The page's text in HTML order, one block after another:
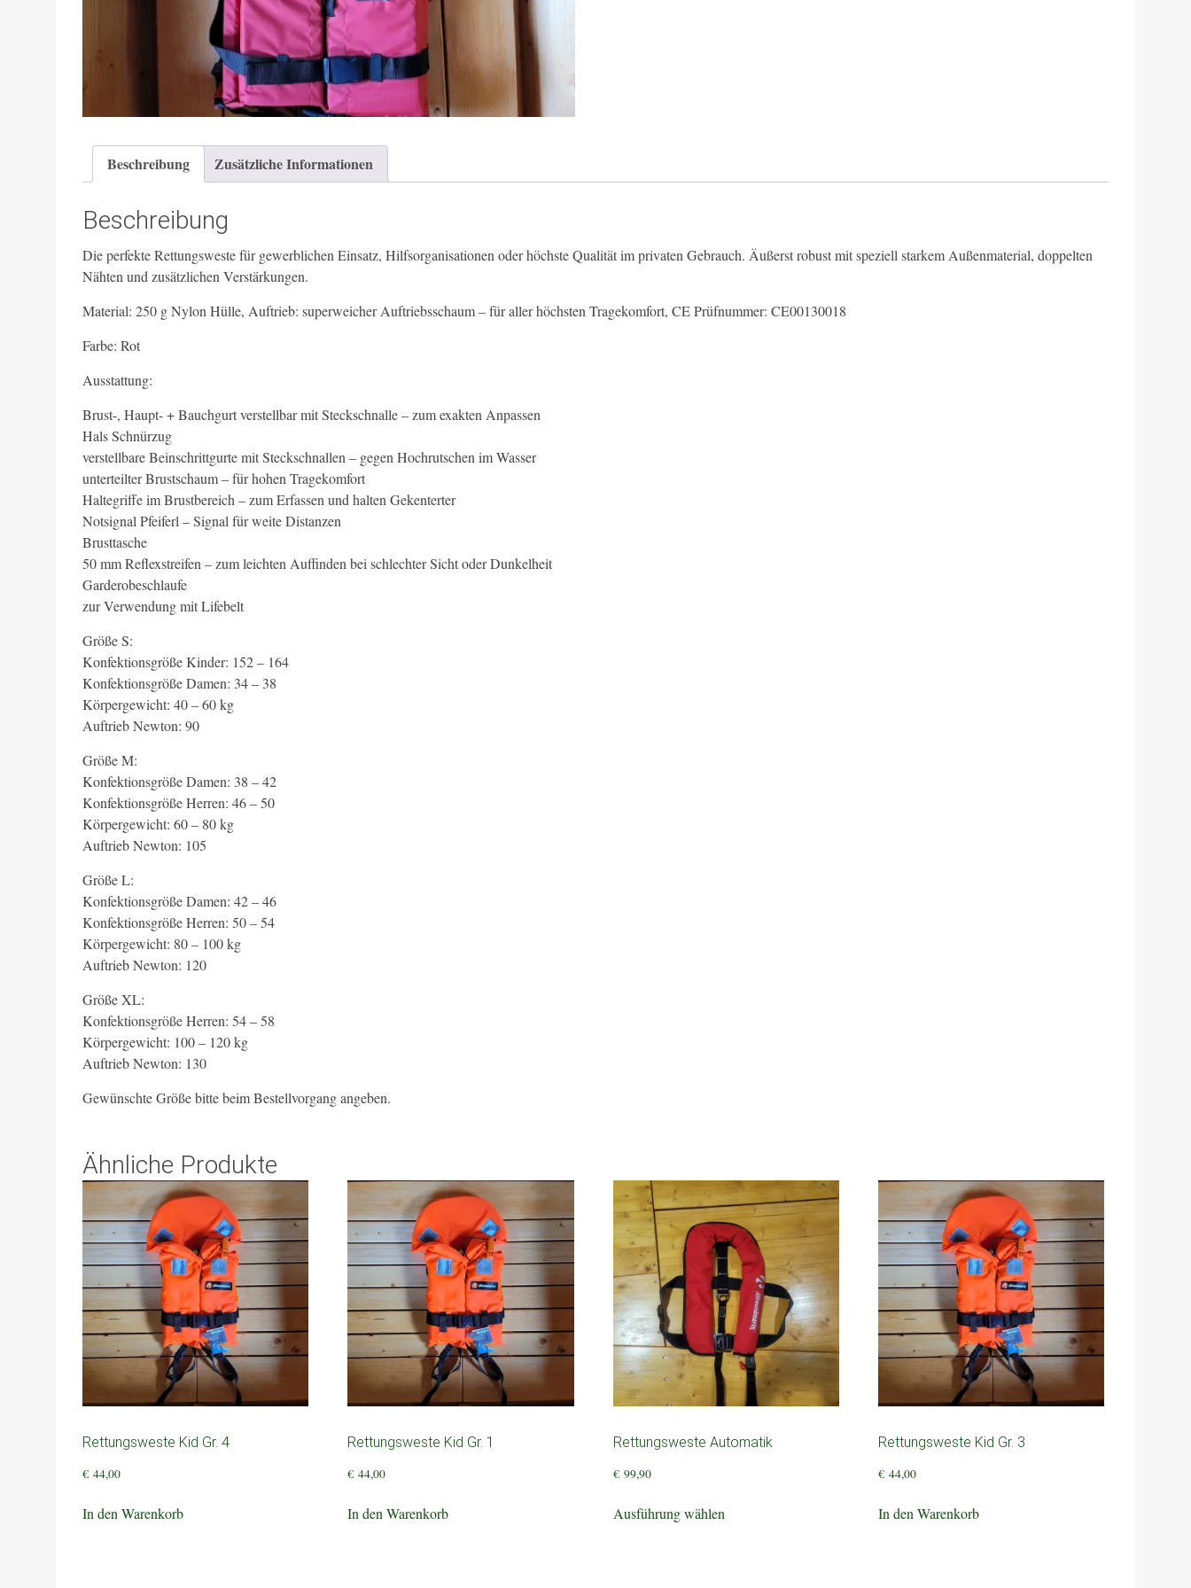
Beschreibung Zusätzliche Informationen
Beschreibung
Die perfekte Rettungsweste für gewerblichen Einsatz, Hilfsorganisationen oder höchste Qualität im privaten Gebrauch. Äußerst robust mit speziell starkem Außenmaterial, doppelten
Nähten und zusätzlichen Verstärkungen.
Material: 250 g Nylon Hülle, Auftrieb: superweicher Auftriebsschaum – für aller höchsten Tragekomfort, CE Prüfnummer: CE00130018
Farbe: Rot
Ausstattung:
Brust-, Haupt- + Bauchgurt verstellbar mit Steckschnalle – zum exakten Anpassen
Hals Schnürzug
verstellbare Beinschrittgurte mit Steckschnallen – gegen Hochrutschen im Wasser
unterteilter Brustschaum – für hohen Tragekomfort
Haltegriffe im Brustbereich – zum Erfassen und halten Gekenterter
Notsignal Pfeiferl – Signal für weite Distanzen
Brusttasche
50 mm Reflexstreifen – zum leichten Auffinden bei schlechter Sicht oder Dunkelheit
Garderobeschlaufe
zur Verwendung mit Lifebelt
Größe S:
Konfektionsgröße Kinder: 152 – 164
Konfektionsgröße Damen: 34 – 38
Körpergewicht: 40 – 60 kg
Auftrieb Newton: 90
Größe M:
Konfektionsgröße Damen: 38 – 42
Konfektionsgröße Herren: 46 – 50
Körpergewicht: 60 – 80 kg
Auftrieb Newton: 105
Größe L:
Konfektionsgröße Damen: 42 – 46
Konfektionsgröße Herren: 50 – 54
Körpergewicht: 80 – 100 kg
Auftrieb Newton: 120
Größe XL:
Konfektionsgröße Herren: 54 – 58
Körpergewicht: 100 – 120 kg
Auftrieb Newton: 130
Gewünschte Größe bitte beim Bestellvorgang angeben.
Ähnliche Produkte
Rettungsweste Kid Gr. 4
€ 44,00
In den Warenkorb
Rettungsweste Kid Gr. 1
€ 44,00
In den Warenkorb
Rettungsweste Automatik
€99,90
Ausführung wählenProdukt
Rettungsweste Kid Gr. 3
€44,00
In den Warenkorb